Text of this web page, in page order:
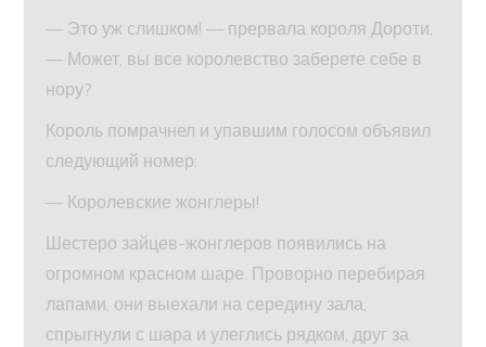
— Это уж слишком! — прервала короля Дороти.
— Может, вы все королевство заберете себе в
нору?
Король помрачнел и упавшим голосом объявил
следующий номер:
— Королевские жонглеры!
Шестеро зайцев-жонглеров появились на
огромном красном шаре. Проворно перебирая
лапами, они выехали на середину зала,
спрыгнули с шара и улеглись рядком, друг за